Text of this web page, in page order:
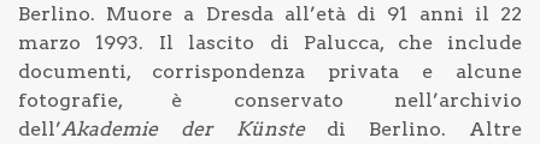
Berlino. Muore a Dresda all’età di 91 anni il 22
marzo 1993. Il lascito di Palucca, che include
documenti, corrispondenza privata e alcune
fotografie, è conservato nell’archivio
dell’Akademie der Künstedi Berlino. Altre